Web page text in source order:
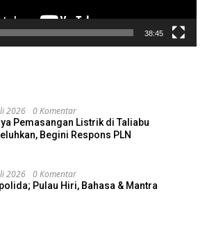
38:45
2026 0 Komentar
Pemasangan Listrik di Taliabu
Begini Respons PLN
2026 0 Komentar
Pulau Hiri, Bahasa & Mantra